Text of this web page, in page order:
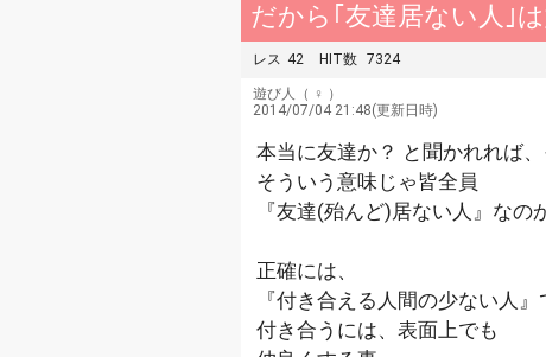
だから｢友達居ない人｣
レス 42 HIT数 7324
遊び人
（ ♀ ）
2014/07/04 21:48(更新日時)
本当に友達か？ と聞かれれば
そういう意味じゃ皆全員
『友達(殆んど)居ない人』なの
正確には、
『付き合える人間の少ない人』
付き合うには、表面上でも